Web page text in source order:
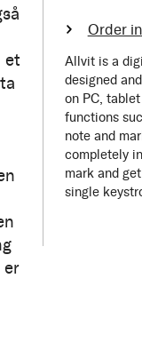
et
er
Order
Allvit is a
designed
on PC,
functions
note and
completely
mark and
single